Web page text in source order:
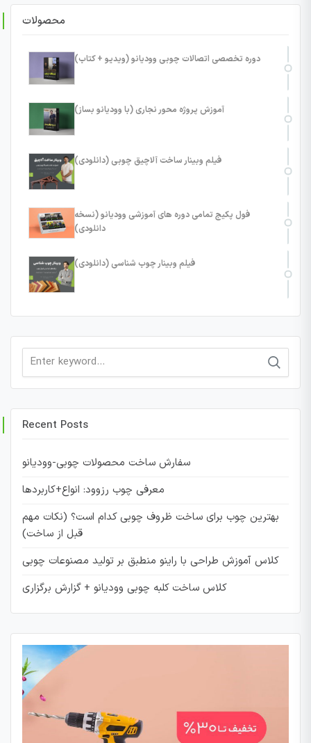
محصولات
دوره تخصصی اتصالات چوبی وودیانو (ویدیو + کتاب)
آموزش پروژه محور نجاری (با وودیانو بساز)
فیلم وبینار ساخت آلاچیق چوبی (دانلودی)
فول پکیج تمامی دوره های آموزشی وودیانو (نسخه
دانلودی)
فیلم وبینار چوب شناسی (دانلودی)
Search
Recent Posts
سفارش ساخت محصولات چوبی-وودیانو
معرفی چوب رزوود: انواع+کاربردها
بهترین چوب برای ساخت ظروف چوبی کدام است؟ (نکات مهم
قبل از ساخت)
کلاس آموزش طراحی با راینو منطبق بر تولید مصنوعات چوبی
کلاس ساخت کلبه چوبی وودیانو + گزارش برگزاری